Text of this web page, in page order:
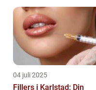
04 juli 2025
Fillers i Karlstad: Din